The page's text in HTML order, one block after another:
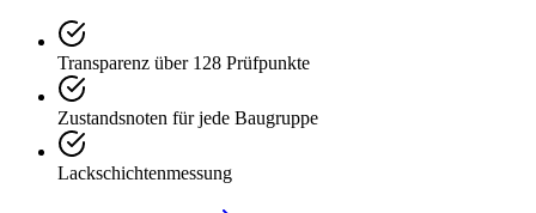
Transparenz über 128 Prüfpunkte
Zustandsnoten für jede Baugruppe
Lackschichtenmessung